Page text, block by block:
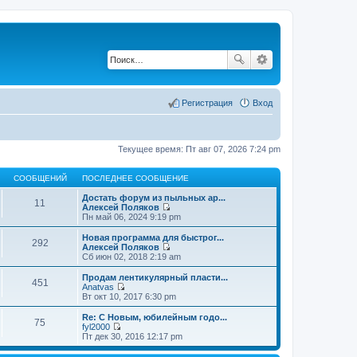
Вход
Регистрация
Текущее время: Пт авг 07, 2026 7:24 pm
СООБЩЕНИЙ ПОСЛЕДНЕЕ СООБЩЕНИЕ
11
Достать форум из пыльных ар...
Алексей Поляков
П
е
р
е
й
т
к
о
л
д
н
Пн май 06, 2024 9:19 pm
292
Новая программа для быстрог...
Алексей Поляков
П
е
р
е
й
т
и
к
о
с
Сб июн 02, 2018 2:19 am
451
Продам лентикулярный пласти...
Anatvas
П
е
р
е
й
т
и
Вт окт 10, 2017 6:30 pm
75
Re: С Новым, юбилейным годо...
fyl2000
П
е
р
Пт дек 30, 2016 12:17 pm